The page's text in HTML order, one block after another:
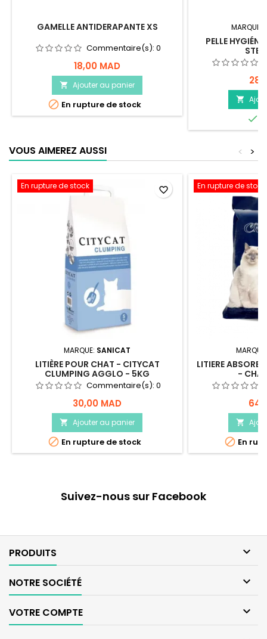
GAMELLE ANTIDERAPANTE XS
Commentaire(s): 0
18,00 MAD
 Ajouter au panier
 En rupture de stock
MARQUE:
PELLE


VOUS AIMEREZ AUSSI >
<
En rupture de stock
MARQUE: SANICAT
LITIÈRE POUR CHAT - CITYCAT
CLUMPING AGGLO - 5KG
Commentaire(s): 0
30,00 MAD
 Ajouter au panier
 En rupture de stock
favorite_border En rupture de stock
LITIERE
-

 En
Suivez-nous sur Facebook
PRODUITS 
NOTRE SOCIÉTÉ 
VOTRE COMPTE 